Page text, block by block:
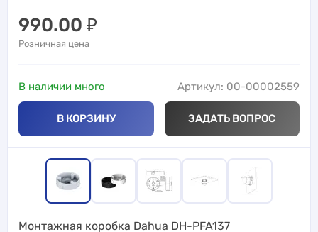
990.00 ₽
Розничная цена
В наличии много Артикул: 00-00002559
В КОРЗИНУ ЗАДАТЬ ВОПРОС
Монтажная коробка Dahua DH-PFA137